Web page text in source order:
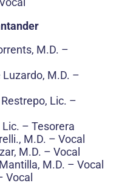
M.D. –
M.D. –
Lic. –
– Tesorera
M.D. – Vocal
M.D. – Vocal
M.D. – Vocal
Vocal